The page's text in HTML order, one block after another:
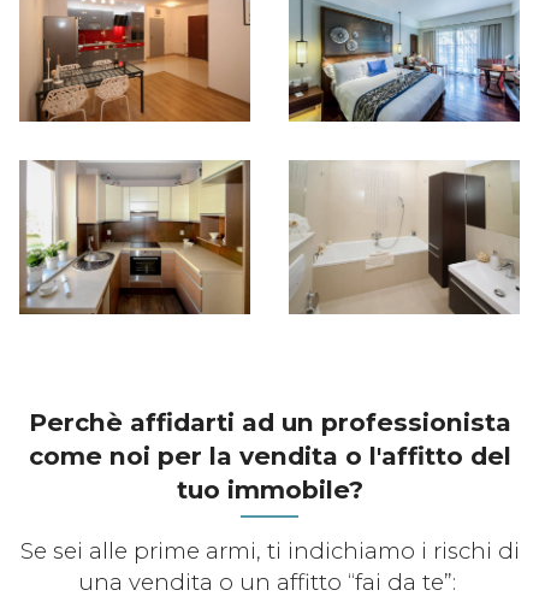
Perchè affidarti ad un professionista
come noi per la vendita o l'affitto del
tuo immobile?
Se sei alle prime armi, ti indichiamo i rischi di
una vendita o un affitto “fai da te”: